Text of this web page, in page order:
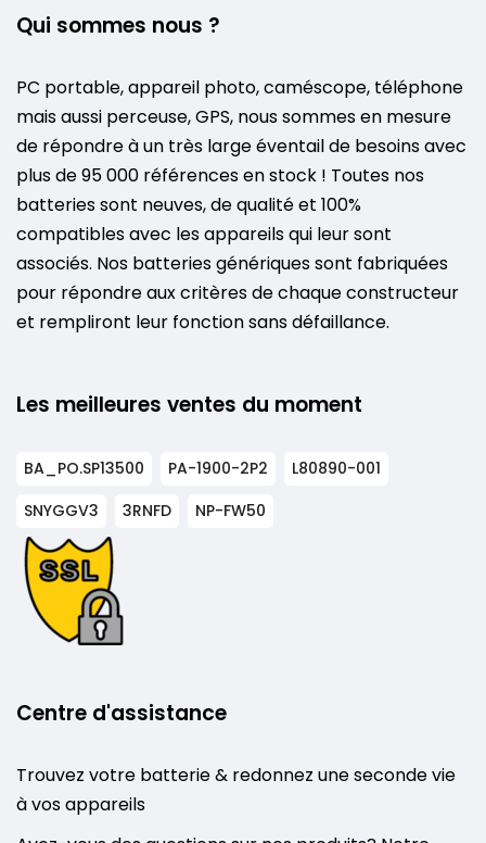
Qui sommes nous ?
PC portable, appareil photo, caméscope, téléphone
mais aussi perceuse, GPS, nous sommes en mesure
de répondre à un très large éventail de besoins avec
plus de 95 000 références en stock ! Toutes nos
batteries sont neuves, de qualité et 100%
compatibles avec les appareils qui leur sont
associés. Nos batteries génériques sont fabriquées
pour répondre aux critères de chaque constructeur
et rempliront leur fonction sans défaillance.
Les meilleures ventes du moment
BA_PO.SP13500 PA-1900-2P2
L80890-001
SNYGGV3
3RNFD NP-FW50
Centre d'assistance
Trouvez votre batterie & redonnez une seconde vie
à vos appareils